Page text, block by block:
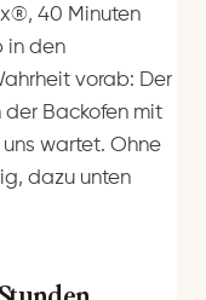
40 Minuten
in den
vorab: Der
der Backofen mit
wartet. Ohne
dazu unten